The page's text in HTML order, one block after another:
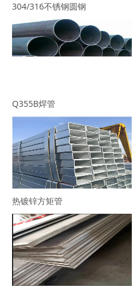
304/316不锈钢圆钢
Q355B焊管
热镀锌方矩管